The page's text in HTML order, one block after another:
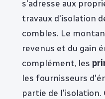
s'adresse aux
travaux d'isolation
combles. Le
revenus et du gain
complément, les
les fournisseurs
partie de l'isolation.